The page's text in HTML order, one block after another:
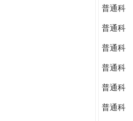
r
e
普通科
普通科
普通科
普通科
普通科
普通科